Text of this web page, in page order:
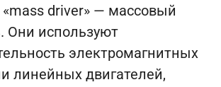
driver» — массовый
Они используют
электромагнитных
линейных двигателей,